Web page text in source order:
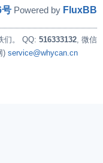
Powered by FluxBB
。 QQ: 516333132, 微信
) service@whycan.cn